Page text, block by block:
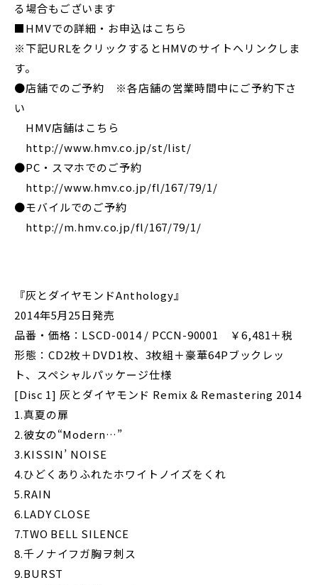
る場合もございます
■HMVでの詳細・お申込はこちら
※下記URLをクリックするとHMVのサイトへリンクしま
す。
●店舗でのご予約 ※各店舗の営業時間中にご予約下さ
い
HMV店舗はこちら
http://www.hmv.co.jp/st/list/
●PC・スマホでのご予約
http://www.hmv.co.jp/fl/167/79/1/
●モバイルでのご予約
http://m.hmv.co.jp/fl/167/79/1/
『灰とダイヤモンドAnthology』
2014年5月25日発売
品番・価格：LSCD-0014 / PCCN-90001 ￥6,481＋税
形態：CD2枚＋DVD1枚、3枚組＋豪華64Pブックレッ
ト、スペシャルパッケージ仕様
[Disc 1] 灰とダイヤモンド Remix & Remastering 2014
1.真夏の扉
2.彼女の“Modern…”
3.KISSIN’ NOISE
4.ひどくありふれたホワイトノイズをくれ
5.RAIN
6.LADY CLOSE
7.TWO BELL SILENCE
8.千ノナイフガ胸ヲ刺ス
9.BURST